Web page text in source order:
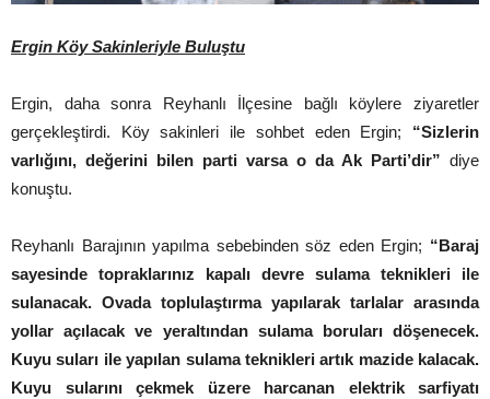
Ergin Köy Sakinleriyle Buluştu
Ergin, daha sonra Reyhanlı İlçesine bağlı köylere ziyaretler
gerçekleştirdi. Köy sakinleri ile sohbet eden Ergin; “Sizlerin
varlığını, değerini bilen parti varsa o da Ak Parti’dir” diye
konuştu.
Reyhanlı Barajının yapılma sebebinden söz eden Ergin; “Baraj
sayesinde topraklarınız kapalı devre sulama teknikleri ile
sulanacak. Ovada toplulaştırma yapılarak tarlalar arasında
yollar açılacak ve yeraltından sulama boruları döşenecek.
Kuyu suları ile yapılan sulama teknikleri artık mazide kalacak.
Kuyu sularını çekmek üzere harcanan elektrik sarfiyatı